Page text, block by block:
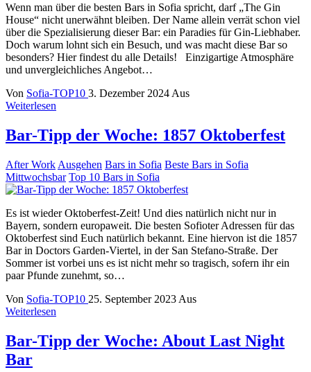
Wenn man über die besten Bars in Sofia spricht, darf „The Gin
House“ nicht unerwähnt bleiben. Der Name allein verrät schon viel
über die Spezialisierung dieser Bar: ein Paradies für Gin-Liebhaber.
Doch warum lohnt sich ein Besuch, und was macht diese Bar so
besonders? Hier findest du alle Details! Einzigartige Atmosphäre
und unvergleichliches Angebot…
Von Sofia-TOP10 3. Dezember 2024 Aus
Weiterlesen
Bar-Tipp der Woche: 1857 Oktoberfest
After Work Ausgehen Bars in Sofia Beste Bars in Sofia
Mittwochsbar Top 10 Bars in Sofia
Es ist wieder Oktoberfest-Zeit! Und dies natürlich nicht nur in
Bayern, sondern europaweit. Die besten Sofioter Adressen für das
Oktoberfest sind Euch natürlich bekannt. Eine hiervon ist die 1857
Bar in Doctors Garden-Viertel, in der San Stefano-Straße. Der
Sommer ist vorbei uns es ist nicht mehr so tragisch, sofern ihr ein
paar Pfunde zunehmt, so…
Von Sofia-TOP10 25. September 2023 Aus
Weiterlesen
Bar-Tipp der Woche: About Last Night
Bar